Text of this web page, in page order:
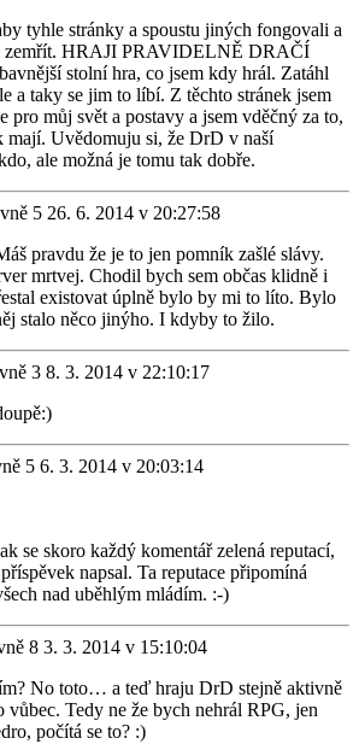
tyhle stránky a spoustu jiných fongovali a
zemřít. HRAJI PRAVIDELNĚ DRAČÍ
stolní hra, co jsem kdy hrál. Zatáhl
a taky se jim to líbí. Z těchto stránek jsem
pro můj svět a postavy a jsem vděčný za to,
mají. Uvědomuju si, že DrD v naší
ale možná je tomu tak dobře.
26. 6. 2014 v 20:27:58
pravdu že je to jen pomník zašlé slávy.
mrtvej. Chodil bych sem občas klidně i
existovat úplně bylo by mi to líto. Bylo
stalo něco jinýho. I kdyby to žilo.
8. 3. 2014 v 22:10:17
6. 3. 2014 v 20:03:14
se skoro každý komentář zelená reputací,
napsal. Ta reputace připomíná
nad uběhlým mládím. :-)
3. 3. 2014 v 15:10:04
No toto… a teď hraju DrD stejně aktivně
vůbec. Tedy ne že bych nehrál RPG, jen
počítá se to? :)